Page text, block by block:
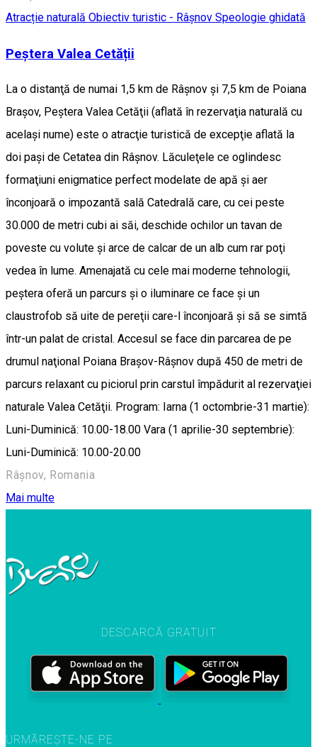
Atracție naturală Obiectiv turistic - Râșnov Speologie ghidată
Peștera Valea Cetății
La o distanţă de numai 1,5 km de Râșnov şi 7,5 km de Poiana
Braşov, Peştera Valea Cetăţii (aflată în rezervaţia naturală cu
același nume) este o atracţie turistică de excepţie aflată la
doi paşi de Cetatea din Râşnov. Lăculeţele ce oglindesc
formaţiuni enigmatice perfect modelate de apă şi aer
înconjoară o impozantă sală Catedrală care, cu cei peste
30.000 de metri cubi ai săi, deschide ochilor un tavan de
poveste cu volute şi arce de calcar de un alb cum rar poţi
vedea în lume. Amenajată cu cele mai moderne tehnologii,
peştera oferă un parcurs şi o iluminare ce face şi un
claustrofob să uite de pereţii care-l înconjoară şi să se simtă
într-un palat de cristal. Accesul se face din parcarea de pe
drumul naţional Poiana Braşov-Râşnov după 450 de metri de
parcurs relaxant cu piciorul prin carstul împădurit al rezervaţiei
naturale Valea Cetăţii. Program: Iarna (1 octombrie-31 martie):
Luni-Duminică: 10.00-18.00 Vara (1 aprilie-30 septembrie):
Luni-Duminică: 10.00-20.00
Râșnov, Romania
Mai multe
DESCARCĂ GRATUIT
URMĂREȘTE-NE PE